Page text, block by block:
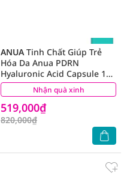
Nhận quà xinh
ANUATinh Chất Giúp Trẻ
Hóa Da Anua PDRN
Hyaluronic Acid Capsule 100
Serum 30ml
519,000₫
820,000₫
(1)